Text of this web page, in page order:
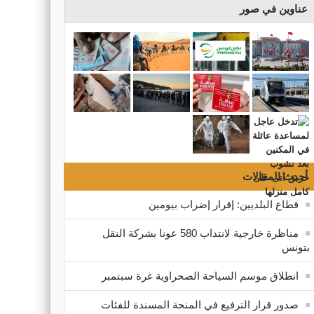
عناوين في صور
أحدث المقالات
قطاع البلديين: إقرار إضراب بيومين
مناظرة خارجية لانتداب 580 عونا بشركة النقل
بتونس
انطلاق موسم السياحة الصحراوية غرة سبتمبر
صدور قرار الترفيع في المنحة المسندة للفئات